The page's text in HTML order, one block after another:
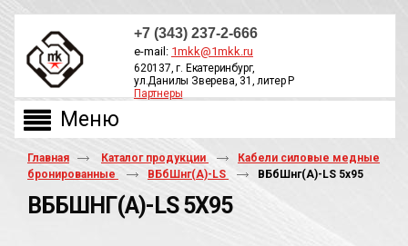
+7 (343) 237-2-666
e-mail: 1mkk@1mkk.ru
620137, г. Екатеринбург,
ул.Данилы Зверева, 31, литер Р
Партнеры
Главная Каталог продукции
Кабели силовые медные
бронированные
ВБбШнг(А)-LS ВБбШнг(A)-LS 5х95
ВББШНГ(A)-LS 5Х95